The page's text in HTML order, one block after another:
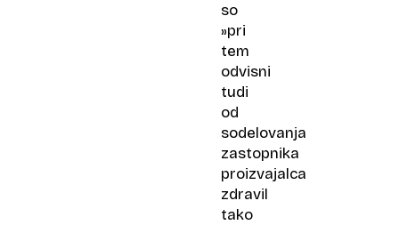
so
»pri
tem
odvisni
tudi
od
sodelovanja
zastopnika
proizvajalca
zdravil
tako